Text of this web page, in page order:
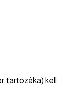
tartozéka) kell